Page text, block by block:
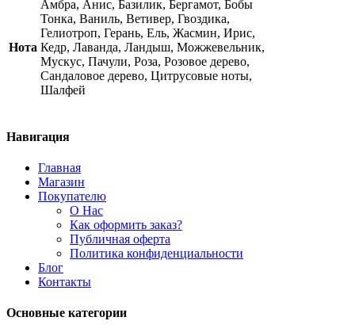
Нота
Амбра, Анис, Базилик, Бергамот, Бобы
Тонка, Ваниль, Ветивер, Гвоздика,
Гелиотроп, Герань, Ель, Жасмин, Ирис,
Кедр, Лаванда, Ландыш, Можжевельник,
Мускус, Пачули, Роза, Розовое дерево,
Сандаловое дерево, Цитрусовые ноты,
Шалфей
Навигация
Главная
Магазин
Покупателю
О Нас
Как оформить заказ?
Публичная оферта
Политика конфиденциальности
Блог
Контакты
Основные категории